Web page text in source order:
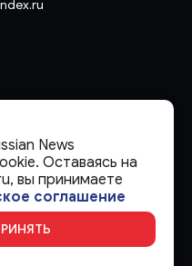
в
в сфере связи,
коммуникаций
News
Оставаясь на
вы принимаете
соглашение